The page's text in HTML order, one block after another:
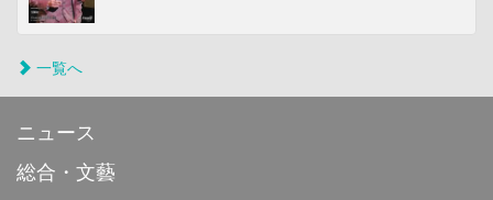
一覧へ
ニュース
総合・文藝